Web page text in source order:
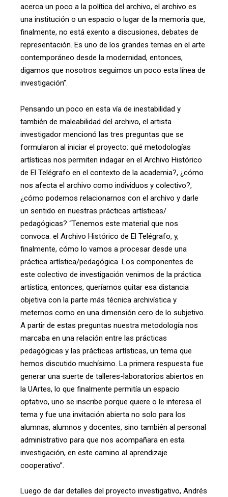
acerca un poco a la política del archivo, el archivo es
una institución o un espacio o lugar de la memoria que,
finalmente, no está exento a discusiones, debates de
representación. Es uno de los grandes temas en el arte
contemporáneo desde la modernidad, entonces,
digamos que nosotros seguimos un poco esta línea de
investigación”.
Pensando un poco en esta vía de inestabilidad y
también de maleabilidad del archivo, el artista
investigador mencionó las tres preguntas que se
formularon al iniciar el proyecto: qué metodologías
artísticas nos permiten indagar en el Archivo Histórico
de El Telégrafo en el contexto de la academia?, ¿cómo
nos afecta el archivo como individuos y colectivo?,
¿cómo podemos relacionarnos con el archivo y darle
un sentido en nuestras prácticas artísticas/
pedagógicas? “Tenemos este material que nos
convoca: el Archivo Histórico de El Telégrafo, y,
finalmente, cómo lo vamos a procesar desde una
práctica artística/pedagógica. Los componentes de
este colectivo de investigación venimos de la práctica
artística, entonces, queríamos quitar esa distancia
objetiva con la parte más técnica archivística y
meternos como en una dimensión cero de lo subjetivo.
A partir de estas preguntas nuestra metodología nos
marcaba en una relación entre las prácticas
pedagógicas y las prácticas artísticas, un tema que
hemos discutido muchísimo. La primera respuesta fue
generar una suerte de talleres-laboratorios abiertos en
la UArtes, lo que finalmente permitía un espacio
optativo, uno se inscribe porque quiere o le interesa el
tema y fue una invitación abierta no solo para los
alumnas, alumnos y docentes, sino también al personal
administrativo para que nos acompañara en esta
investigación, en este camino al aprendizaje
cooperativo”.
Luego de dar detalles del proyecto investigativo, Andrés